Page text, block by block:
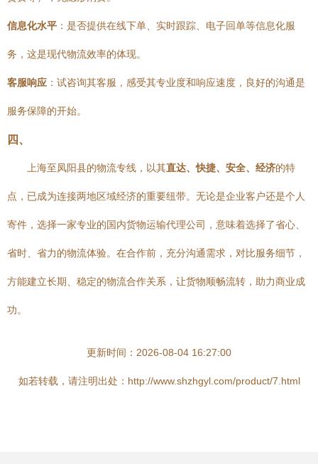
信息化水平 ：是否提供在线下单、实时跟踪、电子回单等信息化服
务，这是现代物流效率的体现。
客服响应 ：试咨询其客服，感受其专业度和响应速度，良好的沟通是
服务保障的开始。
四、
上海至凤阳县的物流专线，以其直达、快捷、安全、经济的特
点，已成为连接两地区域经济的重要纽带。无论是企业客户还是个人
寄件，选择一家专业的国内货物运输代理公司，意味着选择了省心、
省时、省力的物流体验。在合作前，充分沟通需求，对比服务细节，
方能建立长期、稳定的物流合作关系，让货物顺畅流转，助力商业成
功。
更新时间：2026-08-04 16:27:00
如若转载，请注明出处：http://www.shzhgyl.com/product/7.html